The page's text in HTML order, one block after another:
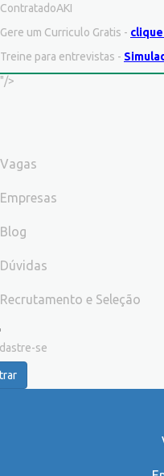
ContratadoAKI
Gere um Curriculo Gratis -
Treine para entrevistas -
"/>
Vagas
Empresas
Blog
Dúvidas
Recrutamento e Seleção
se